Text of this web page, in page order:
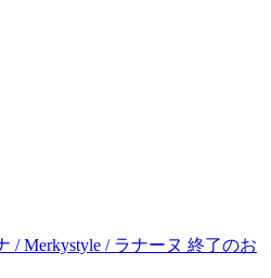
/ Merkystyle / ラナーヌ 終了のお